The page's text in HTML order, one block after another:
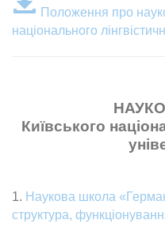
Положення про
національного
Київського
1. Наукова школа
структура,